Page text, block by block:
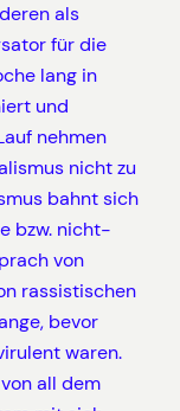
als
für die
lang in
und
nehmen
nicht zu
bahnt sich
bzw. nicht-
von
rassistischen
bevor
waren.
all dem